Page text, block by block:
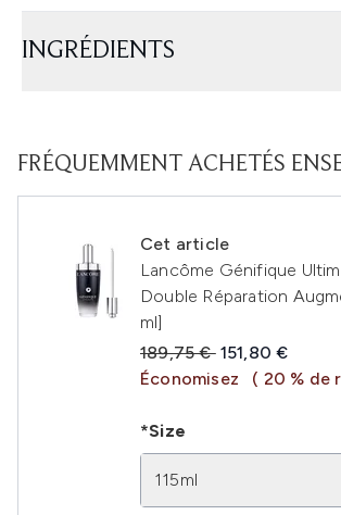
INGRÉDIENTS
FRÉQUEMMENT ACHETÉS
Cet article
Lancôme Génifique
Double Réparation
ml]
Prix de vente :
189,75 € Prix ​​actuel :
151,80 €
Économisez
( 20 % de
*Size
115ml